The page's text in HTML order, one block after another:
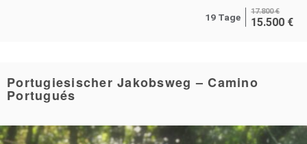
19 Tage
17.800 €
15.500 €
Portugiesischer Jakobsweg – Camino
Portugués